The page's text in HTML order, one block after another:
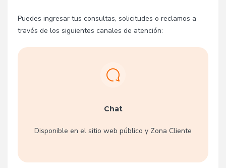
Puedes ingresar tus consultas, solicitudes o reclamos a
través de los siguientes canales de atención:
Chat
Disponible en el sitio web público y Zona Cliente